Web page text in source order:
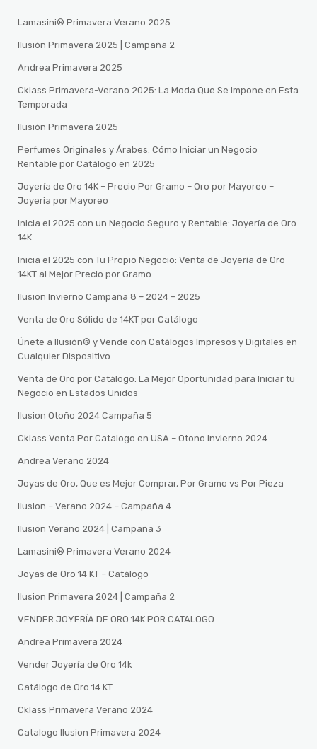
Lamasini® Primavera Verano 2025
Ilusión Primavera 2025 | Campaña 2
Andrea Primavera 2025
Cklass Primavera-Verano 2025: La Moda Que Se Impone en Esta
Temporada
Ilusión Primavera 2025
Perfumes Originales y Árabes: Cómo Iniciar un Negocio
Rentable por Catálogo en 2025
Joyería de Oro 14K – Precio Por Gramo – Oro por Mayoreo –
Joyeria por Mayoreo
Inicia el 2025 con un Negocio Seguro y Rentable: Joyería de Oro
14K
Inicia el 2025 con Tu Propio Negocio: Venta de Joyería de Oro
14KT al Mejor Precio por Gramo
Ilusion Invierno Campaña 8 – 2024 – 2025
Venta de Oro Sólido de 14KT por Catálogo
Únete a Ilusión® y Vende con Catálogos Impresos y Digitales en
Cualquier Dispositivo
Venta de Oro por Catálogo: La Mejor Oportunidad para Iniciar tu
Negocio en Estados Unidos
Ilusion Otoño 2024 Campaña 5
Cklass Venta Por Catalogo en USA – Otono Invierno 2024
Andrea Verano 2024
Joyas de Oro, Que es Mejor Comprar, Por Gramo vs Por Pieza
Ilusion – Verano 2024 – Campaña 4
Ilusion Verano 2024 | Campaña 3
Lamasini®️ Primavera Verano 2024
Joyas de Oro 14 KT – Catálogo
Ilusion Primavera 2024 | Campaña 2
VENDER JOYERÍA DE ORO 14K POR CATALOGO
Andrea Primavera 2024
Vender Joyería de Oro 14k
Catálogo de Oro 14 KT
Cklass Primavera Verano 2024
Catalogo Ilusion Primavera 2024